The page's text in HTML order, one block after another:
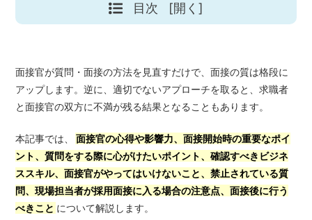
目次 [開く]
面接官が質問・面接の方法を見直すだけで、面接の質は格段に
アップします。逆に、適切でないアプローチを取ると、求職者
と面接官の双方に不満が残る結果となることもあります。
本記事では、
面接官の心得や影響力、面接開始時の重要なポイ
ント、質問をする際に心がけたいポイント、確認すべきビジネ
ススキル、面接官がやってはいけないこと、禁止されている質
問、現場担当者が採用面接に入る場合の注意点、面接後に行う
べきこと について解説します。